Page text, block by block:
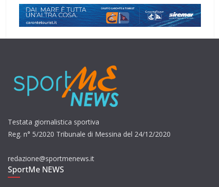
Testata giornalistica sportiva
Reg. n° 5/2020 Tribunale di Messina del 24/12/2020
redazione@sportmenews.it
SportMe NEWS